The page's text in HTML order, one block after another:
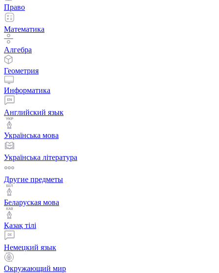
Право
Математика
Алгебра
Геометрия
Информатика
Английский язык
Українська мова
Українська література
Другие предметы
Беларуская мова
Қазақ тiлi
Немецкий язык
Окружающий мир